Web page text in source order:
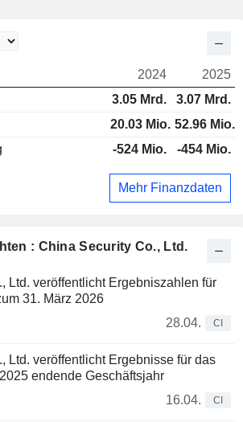
: China Security Co., Ltd.
Ltd. veröffentlicht Ergebniszahlen für
31. März 2026
28.04.
CI
Ltd. veröffentlicht Ergebnisse für das
endende Geschäftsjahr
16.04.
CI
2024
2025
3.05 Mrd.
3.07 Mrd.
20.03 Mio. 52.96 Mio.
-524 Mio. -454 Mio.
Mehr Finanzdaten